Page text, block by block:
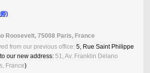
)
Roosevelt, 75008 Paris, France
from our previous office: 5, Rue Saint Philippe
our new address:51, Av. Franklin Delano
France)